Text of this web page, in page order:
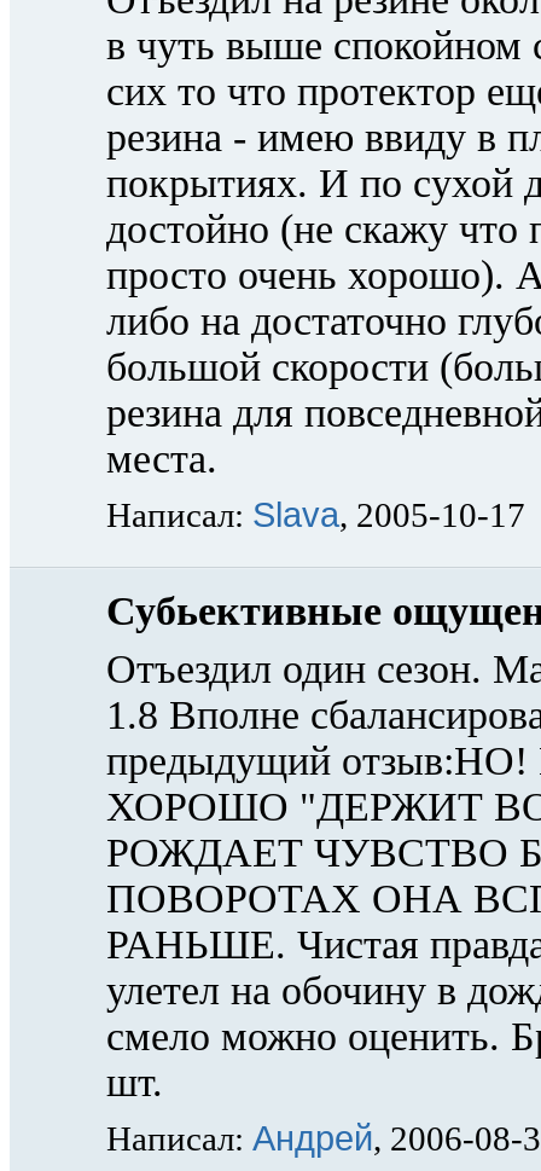
в чуть выше спокойном
сих то что протектор
резина - имею ввиду в
покрытиях. И по сухой
достойно (не скажу
просто очень хорошо).
либо на достаточно
большой скорости
резина для
места.
Написал: Slava, 2005-10-17
Субьективные
Отъездил один сезон.
1.8 Вполне
предыдущий
ХОРОШО "ДЕРЖИТ
РОЖДАЕТ ЧУВСТВО
ПОВОРОТАХ ОНА
РАНЬШЕ. Чистая
улетел на обочину в
смело можно оценить.
шт.
Написал: Андрей, 2006-08-